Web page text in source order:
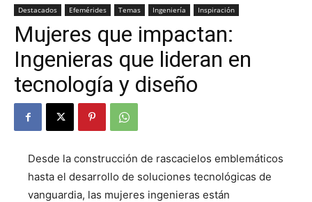
Destacados Efemérides Temas Ingeniería Inspiración
Mujeres que impactan:
Ingenieras que lideran en
tecnología y diseño
Desde la construcción de rascacielos emblemáticos
hasta el desarrollo de soluciones tecnológicas de
vanguardia, las mujeres ingenieras están